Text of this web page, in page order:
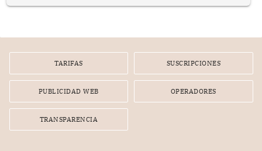
TARIFAS SUSCRIPCIONES
PUBLICIDAD WEB OPERADORES
TRANSPARENCIA